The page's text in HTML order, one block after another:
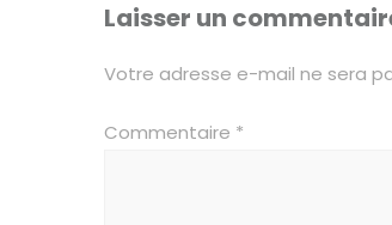
Laisser un
Votre adresse e-mail ne sera
Commentaire *